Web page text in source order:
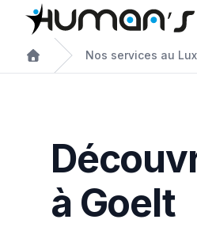
Nos services au
à Goelt